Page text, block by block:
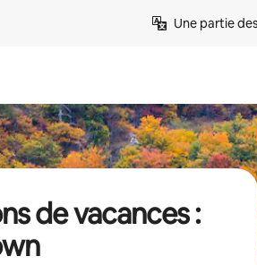
Une partie
de vacances :